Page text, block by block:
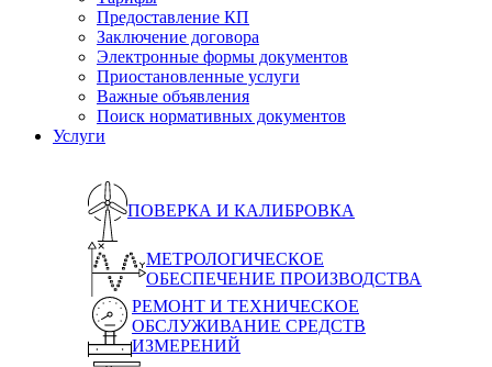
Предоставление КП
Заключение договора
Электронные формы документов
Приостановленные услуги
Важные объявления
Поиск нормативных документов
Услуги
ПОВЕРКА И КАЛИБРОВКА
МЕТРОЛОГИЧЕСКОЕ
ОБЕСПЕЧЕНИЕ ПРОИЗВОДСТВА
РЕМОНТ И ТЕХНИЧЕСКОЕ
ОБСЛУЖИВАНИЕ СРЕДСТВ
ИЗМЕРЕНИЙ